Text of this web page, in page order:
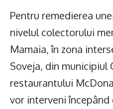
Pentru remedierea
nivelul colectorului
Mamaia, în zona
Soveja, din municipiul
restaurantului
vor interveni începând